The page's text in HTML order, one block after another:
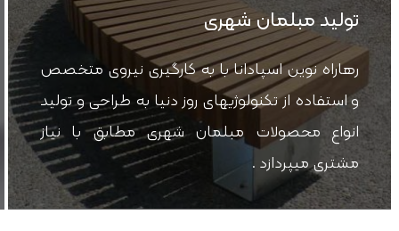
تولید مبلمان شهری
رهاراه نوین اسپادانا با به کارگیری نیروی متخصص
و استفاده از تکنولوژیهای روز دنیا به طراحی و تولید
انواع محصولات مبلمان شهری مطابق با نیاز
مشتری میپردازد .